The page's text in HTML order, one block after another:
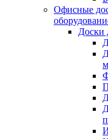
Офисные
Доски